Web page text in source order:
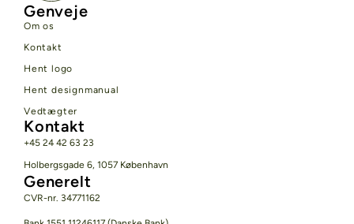
Genveje
Om os
Kontakt
Hent logo
Hent designmanual
Vedtægter
Kontakt
+45 24 42 63 23
Holbergsgade 6, 1057 København
Generelt
CVR-nr. 34771162